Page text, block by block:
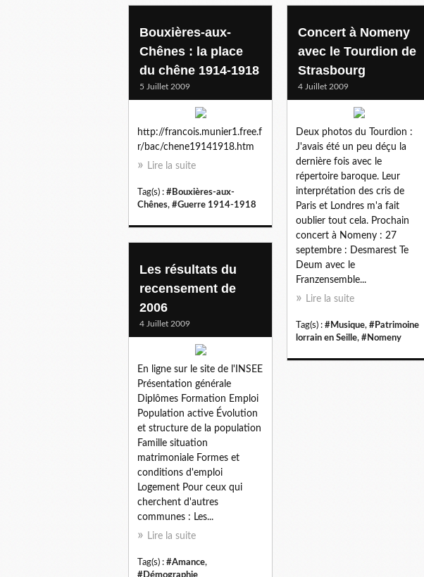
Bouxières-aux-
Chênes : la place
du chêne 1914-1918
5 Juillet 2009
http://francois.munier1.free.f
r/bac/chene19141918.htm
Lire la suite
Tag(s) : #Bouxières-aux-
Chênes, #Guerre 1914-1918
Concert à Nomeny
avec le Tourdion de
Strasbourg
4 Juillet 2009
Deux photos du Tourdion :
J'avais été un peu déçu la
dernière fois avec le
répertoire baroque. Leur
interprétation des cris de
Paris et Londres m'a fait
oublier tout cela. Prochain
concert à Nomeny : 27
septembre : Desmarest Te
Deum avec le
Franzensemble...
Lire la suite
Tag(s) : #Musique, #Patrimoine
lorrain en Seille, #Nomeny
Les résultats du
recensement de
2006
4 Juillet 2009
En ligne sur le site de l'INSEE
Présentation générale
Diplômes Formation Emploi
Population active Évolution
et structure de la population
Famille situation
matrimoniale Formes et
conditions d'emploi
Logement Pour ceux qui
cherchent d'autres
communes : Les...
Lire la suite
Tag(s) : #Amance,
#Démographie